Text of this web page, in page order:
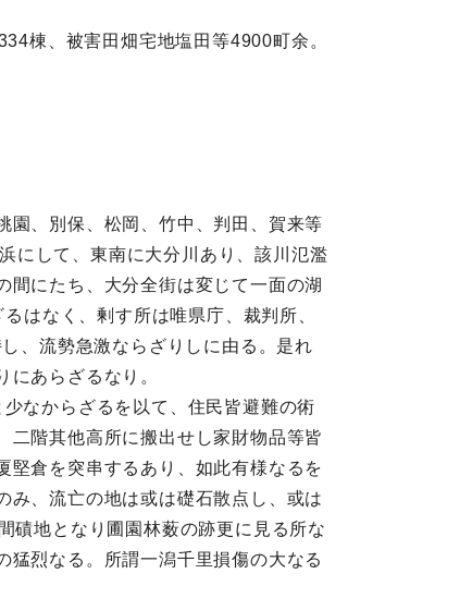
棟、被害田畑宅地塩田等4900町余。
園、別保、松岡、竹中、判田、賀来等
にして、東南に大分川あり、該川氾濫
間にたち、大分全街は変じて一面の湖
はなく、剰す所は唯県庁、裁判所、
、流勢急激ならざりしに由る。是れ
あらざるなり。
なからざるを以て、住民皆避難の術
二階其他高所に搬出せし家財物品等皆
堅倉を突串するあり、如此有様なるを
み、流亡の地は或は礎石散点し、或は
磧地となり圃園林薮の跡更に見る所な
猛烈なる。所謂一潟千里損傷の大なる